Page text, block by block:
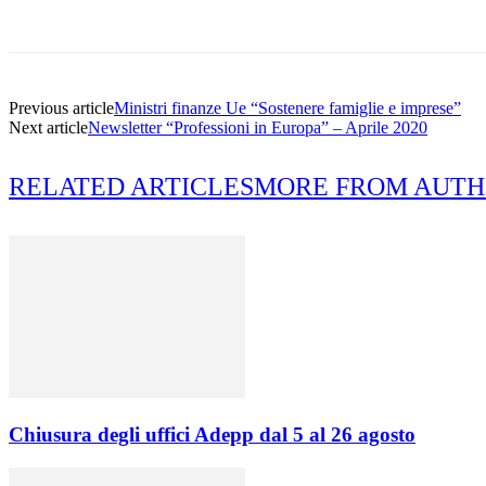
Previous articleMinistri finanze Ue “Sostenere famiglie e imprese”
Next articleNewsletter “Professioni in Europa” – Aprile 2020
RELATED ARTICLESMORE FROM
Chiusura degli uffici Adepp dal 5 al 26 agosto